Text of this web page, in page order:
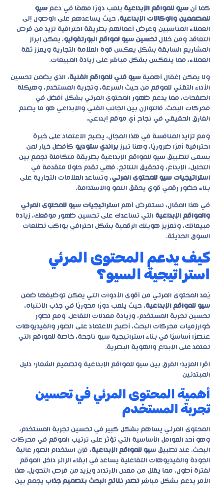
كما أن سيو للمواقع الإبداعية يلعب دورًا مهمًا في دعم سيو
للمصممين والوكالات الإبداعية، حيث يساعدهم على الوصول إلى
العملاء المناسبين وعرض أعمالهم بطريقة احترافية تزيد من فرص
التعاقد. ومن خلال تحسين سيو لمواقع البورتفوليو، يمكن إبراز
المشاريع السابقة بشكل يعكس قوة العلامة التجارية ويعزز ثقة
العملاء، مما ينعكس بشكل مباشر على زيادة المبيعات.
ولا يمكن إغفال أهمية سيو فني للمواقع الفنية، الذي يضمن تحسين
الأداء التقني للموقع من حيث السرعة، وتجربة المستخدم، وهيكلة
الصفحات، مما يدعم ظهور المحتوى المرئي بشكل أفضل في
محركات البحث. فالتوازن بين الجانب الفني والإبداعي هو ما يصنع
الفارق الحقيقي في نجاح أي موقع إبداعي.
ومع تزايد المنافسة في هذا المجال، يصبح الاعتماد على خبرة
احترافية أمرًا ضروريًا، وهنا تبرز براندي ستوديو كأفضل خيار لمن
يسعى لتطبيق سيو للمواقع الإبداعية بطريقة متكاملة تجمع بين
التحليل، الإبداع، وتحقيق النتائج. فهي تقدم حلولًا متقدمة في
استراتيجيات سيو للمحتوى المرئي، وتساعد العلامات التجارية على
بناء حضور رقمي قوي يحقق النمو والاستدامة.
في هذا المقال، نستعرض أهم استراتيجيات سيو للمحتوى المرئي
والمواقع الإبداعية التي تساعدك على تحسين ظهور موقعك، زيادة
مبيعاتك، وتعزيز هويتك الرقمية بشكل احترافي يواكب تطلعات
السوق الحديثة.
كيف يدعم المحتوى المرئي
استراتيجية السيو؟
يُعد المحتوى المرئي من أقوى الأدوات التي يمكن توظيفها ضمن
سيو للمواقع الإبداعية، حيث يلعب دورًا محوريًا في جذب الانتباه،
تحسين تجربة المستخدم، وزيادة معدلات التفاعل. ومع تطور
خوارزميات محركات البحث، أصبح الاعتماد على الصور والفيديوهات
عنصرًا أساسيًا في بناء استراتيجية سيو ناجحة، خاصة للمواقع التي
تعتمد على الإبداع والهوية البصرية.
اقرا المزيد: الفرق بين سيو للمواقع الإبداعية وتصميم الشعار: دليل
المبتدئين
أهمية المحتوى المرئي في تحسين
تجربة المستخدم
المحتوى المرئي يساهم بشكل كبير في تحسين تجربة المستخدم،
وهو أحد العوامل الأساسية التي تؤثر على ترتيب الموقع في محركات
البحث. عند تطبيق سيو للمواقع الإبداعية، فإن استخدام الصور عالية
الجودة والفيديوهات التفاعلية يساعد في إبقاء الزائر داخل الموقع
لفترة أطول، مما يقلل من معدل الارتداد ويزيد من فرص التحويل. هذا
الأمر يدعم بشكل مباشر تصدر نتائج البحث بتصميم جذاب يجمع بين